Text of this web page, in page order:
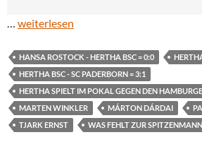
… weiterlesen
HANSA ROSTOCK - HERTHA BSC = 0:0
HERTHA BSC - SC PADERBORN = 3:1
HERTHA SPIELT IM POKAL GEGEN DEN
MARTEN WINKLER
MÁRTON DÁRDAI
TJARK ERNST
WAS FEHLT ZUR